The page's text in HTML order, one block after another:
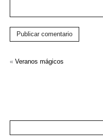
Publicar comentario
« Veranos mágicos